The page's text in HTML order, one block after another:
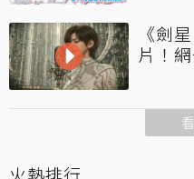
《劍
片！
火熱排行